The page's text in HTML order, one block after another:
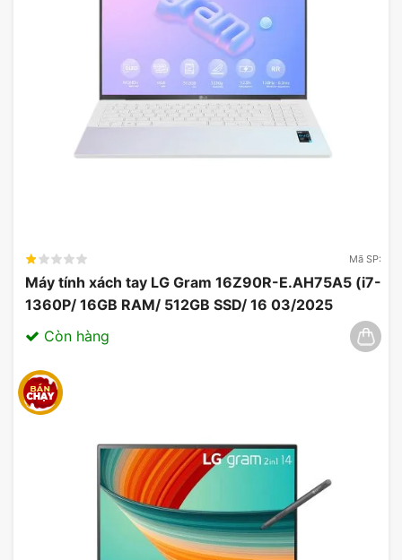
Mã SP:
Máy tính xách tay LG Gram 16Z90R-E.AH75A5 (i7-
1360P/ 16GB RAM/ 512GB SSD/ 16 03/2025
Còn hàng